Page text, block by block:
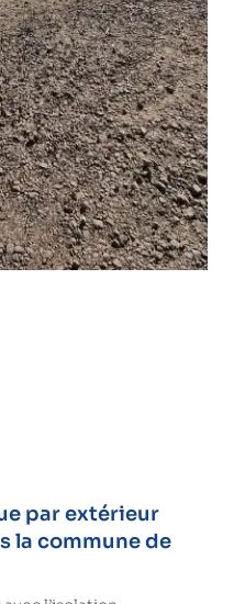
par extérieur
la commune de